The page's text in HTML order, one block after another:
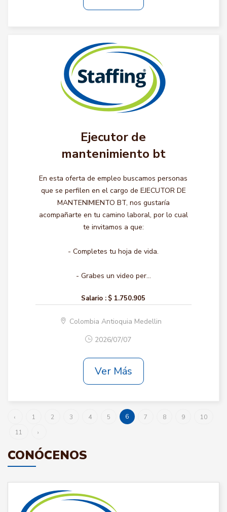
Ejecutor de
mantenimiento bt
En esta oferta de empleo buscamos personas
que se perfilen en el cargo de EJECUTOR DE
MANTENIMIENTO BT, nos gustaría
acompañarte en tu camino laboral, por lo cual
te invitamos a que:
- Completes tu hoja de vida.
- Grabes un video per...
Salario : $ 1.750.905
Colombia Antioquia Medellin
2026/07/07
Ver Más
‹ 1 2 3 4 5 6 7 8 9
10
11
›
CONÓCENOS